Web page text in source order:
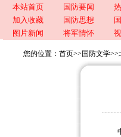
本站首页 国防要闻
加入收藏
国防思想
图片新闻
将军情怀
您的位置： 首页>> 国防文学>>
中